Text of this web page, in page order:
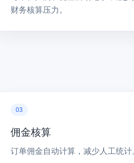
财务核算压力。
佣金核算
订单佣金自动计算，减少人工统计